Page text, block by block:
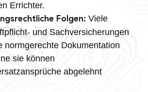
Errichter.
Folgen: Viele
und Sachversicherungen
normgerechte Dokumentation
sie können
abgelehnt